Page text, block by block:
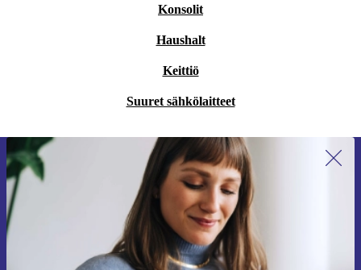
Konsolit
Haushalt
Keittiö
Suuret sähkölaitteet
Liity ensimmäistä kertaa uutiskirjeen
tilaajaksi ja säästä 15 €!
Älä missaa enää yhtäkään tarjousta.